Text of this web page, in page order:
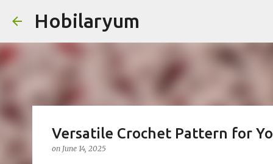
Hobilaryum
Versatile Crochet Pattern for
on June 14, 2025